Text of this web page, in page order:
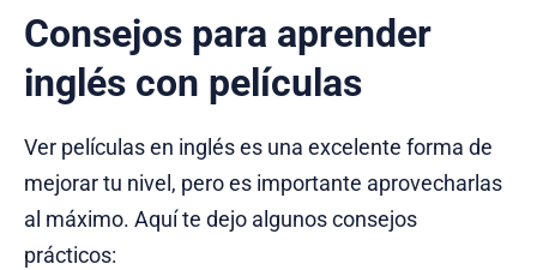
Consejos para aprender
inglés con películas
Ver películas en inglés es una excelente forma de
mejorar tu nivel, pero es importante aprovecharlas
al máximo. Aquí te dejo algunos consejos
prácticos: